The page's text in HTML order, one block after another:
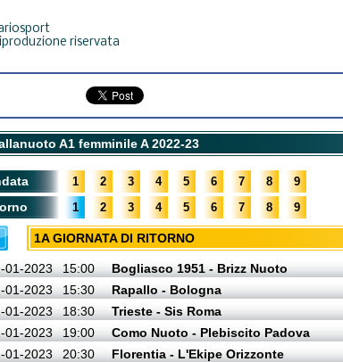
riservata
A1 femminile A 2022-23
1 2 3 4 5 6 7 8 9
1 2 3 4 5 6 7 8 9
1A GIORNATA DI RITORNO
01-2023 15:00 Bogliasco 1951 - Brizz Nuoto
01-2023
15:30 Rapallo - Bologna
01-2023
18:30 Trieste - Sis Roma
01-2023
19:00 Como Nuoto - Plebiscito Padova
01-2023
20:30 Florentia - L'Ekipe Orizzonte